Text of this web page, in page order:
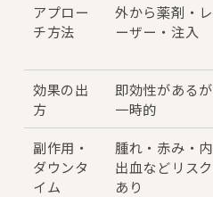
アプロー
チ方法
外から薬剤・レ
ーザー・注入
効果の出
方
即効性があるが
一時的
副作用・
ダウンタ
イム
腫れ・赤み・内
出血などリスク
あり